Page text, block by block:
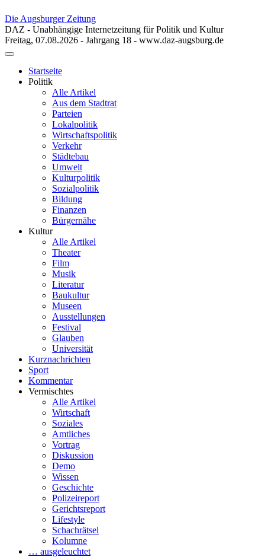
Die Augsburger Zeitung
DAZ - Unabhängige Internetzeitung für Politik und Kultur
Freitag, 07.08.2026 - Jahrgang 18 - www.daz-augsburg.de
Toggle
navigationStartseite
Politik
Alle Artikel
Aus dem Stadtrat
Parteien
Lokalpolitik
Wirtschaftspolitik
Verkehr
Städtebau
Umwelt
Kulturpolitik
Sozialpolitik
Bildung
Finanzen
Bürgernähe
Kultur
Alle Artikel
Theater
Film
Musik
Literatur
Baukultur
Museen
Ausstellungen
Festival
Glauben
Universität
Kurznachrichten
Sport
Kommentar
Vermischtes
Alle Artikel
Wirtschaft
Soziales
Amtliches
Vortrag
Diskussion
Demo
Wissen
Geschichte
Polizeireport
Gerichtsreport
Lifestyle
Schachrätsel
Kolumne
… ausgeleuchtet